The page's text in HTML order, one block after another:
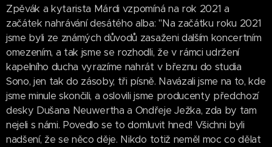
Zpěvák a kytarista Márdi vzpomíná na rok 2021 a
začátek nahrávání desátého alba: "Na začátku roku 2021
jsme byli ze známých důvodů zasaženi dalším koncertním
omezením, a tak jsme se rozhodli, že v rámci udržení
kapelního ducha vyrazíme nahrát v březnu do studia
Sono, jen tak do zásoby, tři písně. Navázali jsme na to, kde
jsme minule skončili, a oslovili jsme producenty předchozí
desky Dušana Neuwertha a Ondřeje Ježka, zda by tam
nejeli s námi. Povedlo se to domluvit hned! Všichni byli
nadšení, že se něco děje. Nikdo totiž neměl moc co dělat